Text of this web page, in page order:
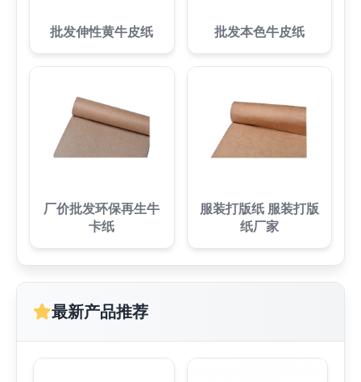
批发伸性黄牛皮纸 批发本色牛皮纸
厂价批发环保再生牛
卡纸
服装打版纸 服装打版
纸厂家
最新产品推荐